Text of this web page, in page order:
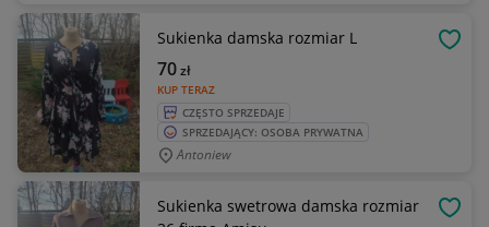
Sukienka damska rozmiar L
KUP TERAZ
70zł
CZĘSTO SPRZEDAJE
SPRZEDAJĄCY: OSOBA PRYWATNA
Antoniew
Sukienka swetrowa damska rozmiar